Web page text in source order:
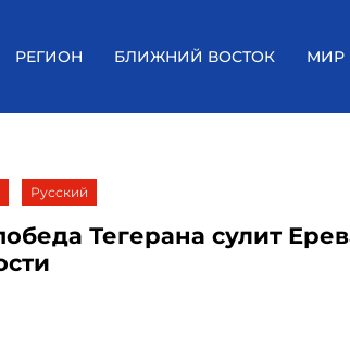
РЕГИОН БЛИЖНИЙ ВОСТОК МИР
Русский
Тегерана сулит